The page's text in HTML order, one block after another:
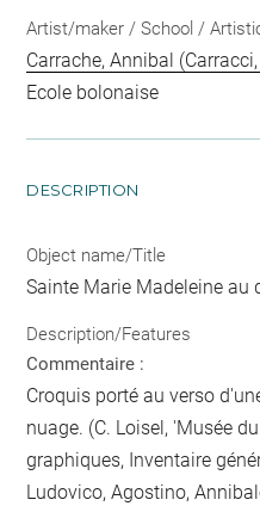
Artist/maker / School /
Carrache, Annibal
Ecole bolonaise
DESCRIPTION
Object name/Title
Sainte Marie Madeleine au
Description/Features
Commentaire :
Croquis porté au verso
nuage. (C. Loisel, 'Musée
graphiques, Inventaire
Ludovico, Agostino,